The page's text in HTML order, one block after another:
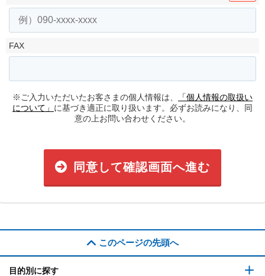
FAX
※ご入力いただいたお客さまの個人情報は、
「個人情報の取扱い
について」 に基づき適正に取り扱います。必ずお読みになり、同
意の上お問い合わせください。
同意して確認画面へ進む
このページの先頭へ
目的別に探す